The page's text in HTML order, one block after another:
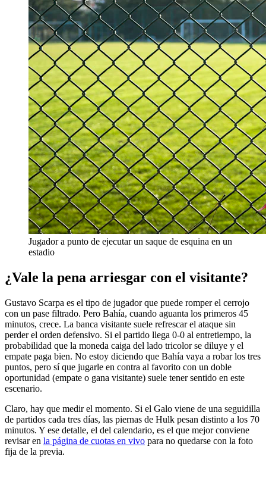
Jugador a punto de ejecutar un saque de esquina en un
estadio
¿Vale la pena arriesgar con el visitante?
Gustavo Scarpa es el tipo de jugador que puede romper el cerrojo
con un pase filtrado. Pero Bahía, cuando aguanta los primeros 45
minutos, crece. La banca visitante suele refrescar el ataque sin
perder el orden defensivo. Si el partido llega 0-0 al entretiempo, la
probabilidad que la moneda caiga del lado tricolor se diluye y el
empate paga bien. No estoy diciendo que Bahía vaya a robar los tres
puntos, pero sí que jugarle en contra al favorito con un doble
oportunidad (empate o gana visitante) suele tener sentido en este
escenario.
Claro, hay que medir el momento. Si el Galo viene de una seguidilla
de partidos cada tres días, las piernas de Hulk pesan distinto a los 70
minutos. Y ese detalle, el del calendario, es el que mejor conviene
revisar en la página de cuotas en vivo para no quedarse con la foto
fija de la previa.